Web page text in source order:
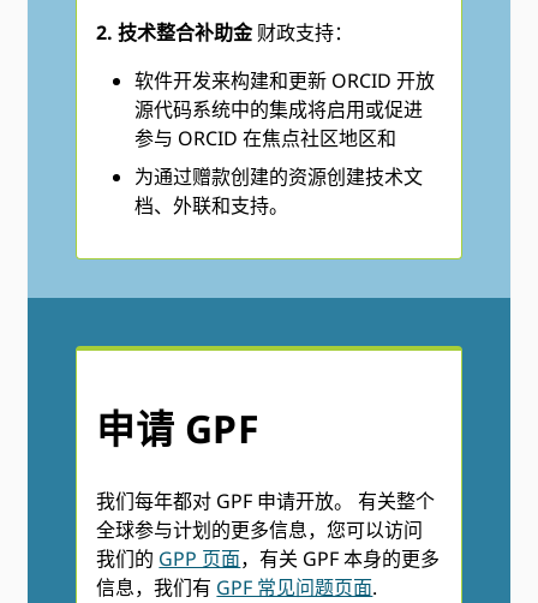
2. 技术整合补助金财政支持：
软件开发来构建和更新 ORCID 开放
源代码系统中的集成将启用或促进
参与 ORCID 在焦点社区地区和
为通过赠款创建的资源创建技术文
档、外联和支持。
申请 GPF
我们每年都对 GPF 申请开放。 有关整个
全球参与计划的更多信息，您可以访问
我们的 GPP 页面，有关 GPF 本身的更多
信息，我们有 GPF 常见问题页面.